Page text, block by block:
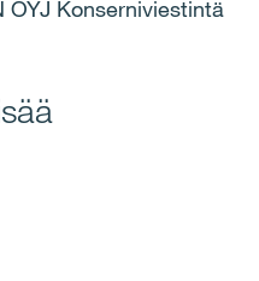
OYJ Konserniviestintä